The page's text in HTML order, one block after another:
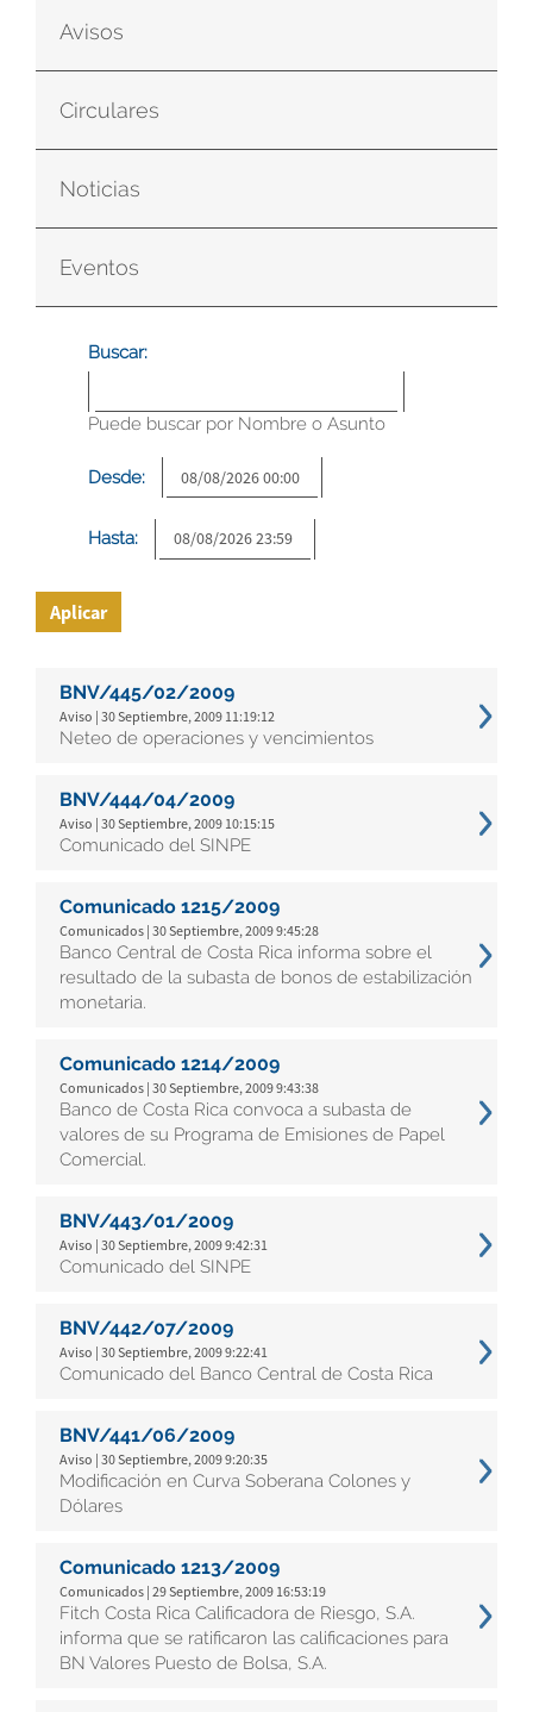
Avisos
Circulares
Noticias
Eventos
Buscar:
Puede buscar por Nombre o Asunto
Desde:
Hasta:
Aplicar
BNV/445/02/2009
Aviso | 30 Septiembre, 2009 11:19:12
Neteo de operaciones y vencimientos
BNV/444/04/2009
Aviso | 30 Septiembre, 2009 10:15:15
Comunicado del SINPE
Comunicado 1215/2009
Comunicados | 30 Septiembre, 2009 9:45:28
Banco Central de Costa Rica informa sobre el
resultado de la subasta de bonos de estabilización
monetaria.
Comunicado 1214/2009
Comunicados | 30 Septiembre, 2009 9:43:38
Banco de Costa Rica convoca a subasta de
valores de su Programa de Emisiones de Papel
Comercial.
BNV/443/01/2009
Aviso | 30 Septiembre, 2009 9:42:31
Comunicado del SINPE
BNV/442/07/2009
Aviso | 30 Septiembre, 2009 9:22:41
Comunicado del Banco Central de Costa Rica
BNV/441/06/2009
Aviso | 30 Septiembre, 2009 9:20:35
Modificación en Curva Soberana Colones y
Dólares
Comunicado 1213/2009
Comunicados | 29 Septiembre, 2009 16:53:19
Fitch Costa Rica Calificadora de Riesgo, S.A.
informa que se ratificaron las calificaciones para
BN Valores Puesto de Bolsa, S.A.